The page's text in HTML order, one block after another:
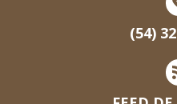
(54)